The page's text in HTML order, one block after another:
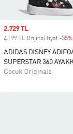
Sale price
2.729 TL
4.199 TL Orijinal fiyat -35%
ADIDAS DISNEY
SUPERSTAR 360
Çocuk Originals